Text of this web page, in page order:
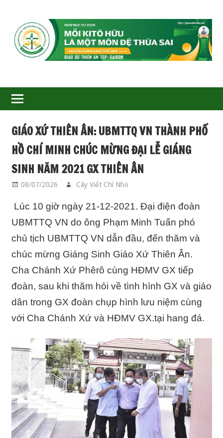
GIÁO
XỨ
THIÊN
ÂN-
TGP
SAIGON
GIÁO XỨ THIÊN ÂN: UBMTTQ VN THÀNH PHỐ
HỒ CHÍ MINH CHÚC MỪNG ĐẠI LỄ GIÁNG
SINH NĂM 2021 GX THIÊN ÂN
08/07/2026 Cây Viết Chì Nhỏ
Lúc 10 giờ ngày 21-12-2021. Đại điện đoàn
UBMTTQ VN do ông Phạm Minh Tuấn phó
chủ tịch UBMTTQ VN dẫn đầu, đến thăm và
chúc mừng Giáng Sinh Giáo Xứ Thiên Ân.
Cha Chánh Xứ Phêrô cùng HĐMV GX tiếp
đoàn, sau khi thăm hỏi về tình hình GX và giáo
dân trong GX đoàn chụp hình lưu niệm cùng
với Cha Chánh Xứ và HĐMV GX.tại hang đá.